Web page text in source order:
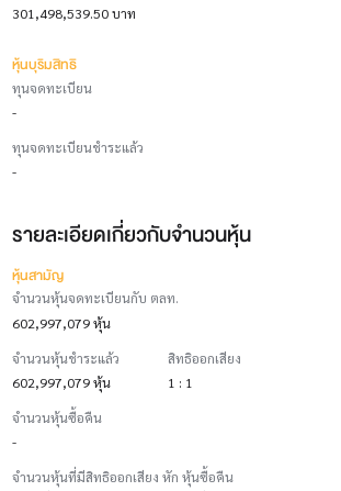
301,498,539.50 บาท
หุ้นบุริมสิทธิ
ทุนจดทะเบียน
-
ทุนจดทะเบียนชำระแล้ว
-
รายละเอียดเกี่ยวกับจำนวนหุ้น
หุ้นสามัญ
จำนวนหุ้นจดทะเบียนกับ ตลท.
602,997,079 หุ้น
จำนวนหุ้นชำระแล้ว
602,997,079 หุ้น
สิทธิออกเสียง
1 : 1
จำนวนหุ้นซื้อคืน
-
จำนวนหุ้นที่มีสิทธิออกเสียง หัก หุ้นซื้อคืน